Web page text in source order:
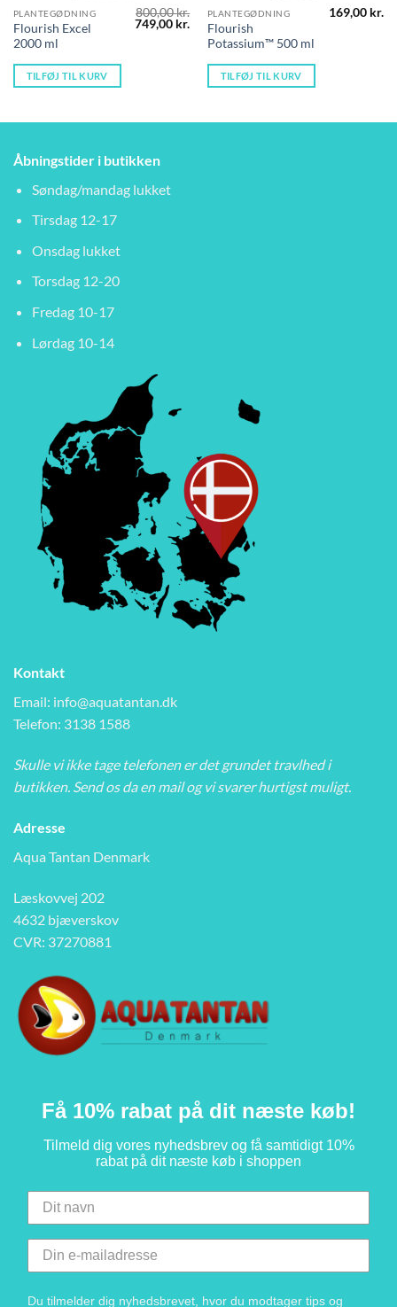
PLANTEGØDNING
Flourish Excel
2000 ml
800,00kr.
Den
oprindelige
749,00 kr. Den
aktuelle
pris
749,00 kr..
TILFØJ TIL KURV
PLANTEGØDNING
Flourish
Potassium™ 500 ml
169,00 kr.
TILFØJ TIL KURV
Åbningstider i butikken
Søndag/mandag lukket
Tirsdag 12-17
Onsdag lukket
Torsdag 12-20
Fredag 10-17
Lørdag 10-14
Kontakt
Email: info@aquatantan.dk
Telefon: 3138 1588
Skulle vi ikke tage telefonen er det grundet travlhed i
butikken. Send os da en mail og vi svarer hurtigst muligt.
Adresse
Aqua Tantan Denmark
Læskovvej 202
4632 bjæverskov
CVR: 37270881
Få 10% rabat på dit næste køb!
Tilmeld dig vores nyhedsbrev og få samtidigt 10%
rabat på dit næste køb i shoppen
Du tilmelder dig nyhedsbrevet, hvor du modtager tips og